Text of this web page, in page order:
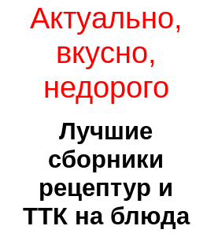
Актуально,
вкусно,
недорого
Лучшие
сборники
рецептур и
ТТК на блюда